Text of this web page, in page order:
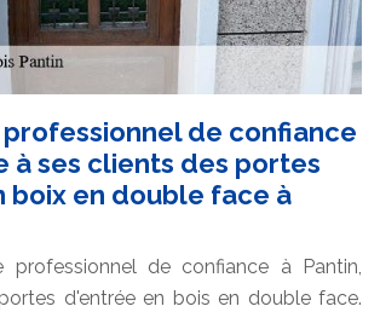
professionnel de confiance
à ses clients des portes
boix en double face à
de confiance à Pantin,
d'entrée en bois en double face.